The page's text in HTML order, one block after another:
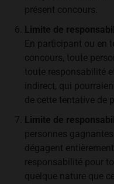
présent concours.
Limite de
En participant ou en
concours, toute
toute responsabilité
indirect, qui
de cette tentative de
Limite de
personnes
dégagent
responsabilité pour
quelque nature que